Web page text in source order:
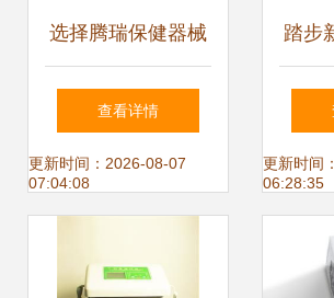
选择腾瑞保健器械
专营店的三大理由
京东健康守护，品
查看详情
更新时间：2026-08-07
07:04:08
踏步
塑
及传
更新时间
06:28:35